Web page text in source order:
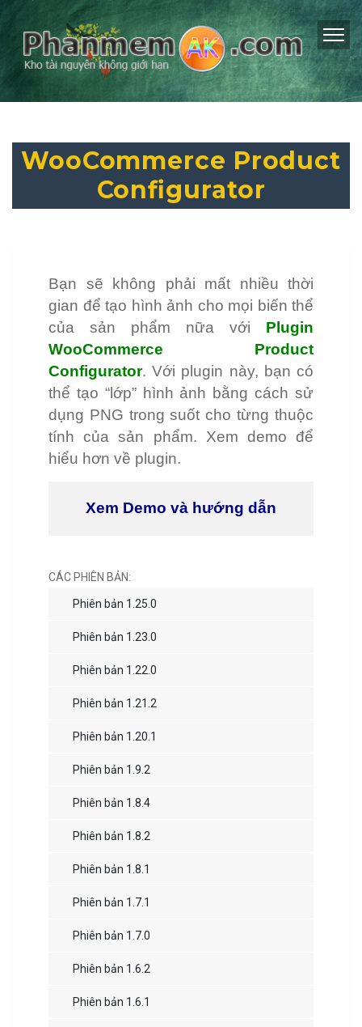
WooCommerce Product
Configurator
Bạn sẽ không phải mất nhiều thời
gian để tạo hình ảnh cho mọi biến thể
của sản phẩm nữa với Plugin
WooCommerce Product
Configurator. Với plugin này, bạn có
thể tạo “lớp” hình ảnh bằng cách sử
dụng PNG trong suốt cho từng thuộc
tính của sản phẩm. Xem demo để
hiểu hơn về plugin.
Xem Demo và hướng dẫn
CÁC PHIÊN BẢN:
Phiên bản 1.25.0
Phiên bản 1.23.0
Phiên bản 1.22.0
Phiên bản 1.21.2
Phiên bản 1.20.1
Phiên bản 1.9.2
Phiên bản 1.8.4
Phiên bản 1.8.2
Phiên bản 1.8.1
Phiên bản 1.7.1
Phiên bản 1.7.0
Phiên bản 1.6.2
Phiên bản 1.6.1